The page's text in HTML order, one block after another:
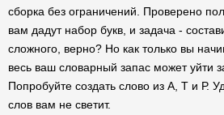
сборка без ограничений. Проверено
вам дадут набор букв, и задача -
сложного, верно? Но как только вы
весь ваш словарный запас может уйти
Попробуйте создать слово из А, Т и Р.
слов вам не светит.